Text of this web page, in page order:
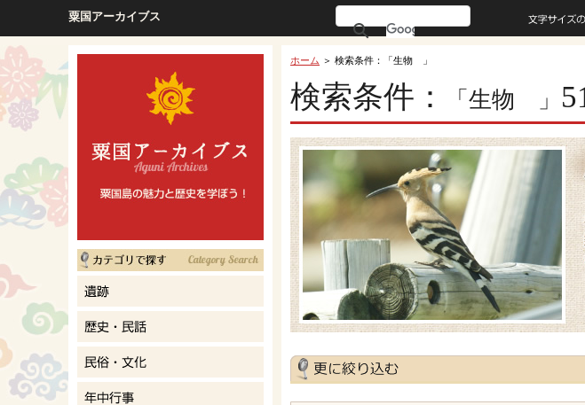
粟国アーカイブス
ホーム ＞ 検索条件：「生物 」
検索条件： 「生物 」